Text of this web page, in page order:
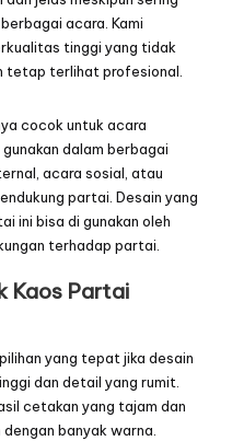
acara. Kami
tinggi yang tidak
tetap terlihat profesional.
cocok untuk acara
dalam berbagai
acara sosial, atau
partai. Desain yang
ini bisa di gunakan oleh
terhadap partai.
Kaos Partai
yang tepat jika desain
dan detail yang rumit.
cetakan yang tajam dan
banyak warna.